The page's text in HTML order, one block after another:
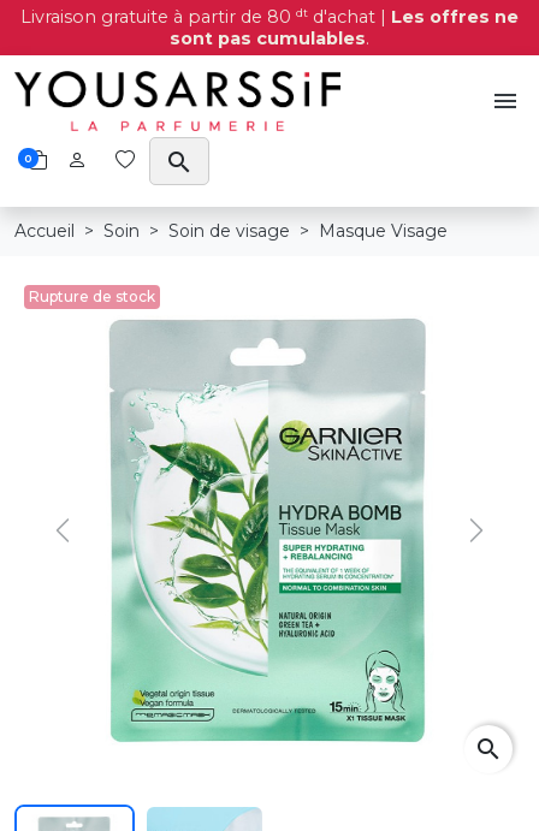
Livraison gratuite à partir de 80 dt d'achat | Les offres ne
sont pas cumulables.
menu
0 search
Accueil Soin Soin de visage Masque Visage
Rupture de stock
Previous Next
search